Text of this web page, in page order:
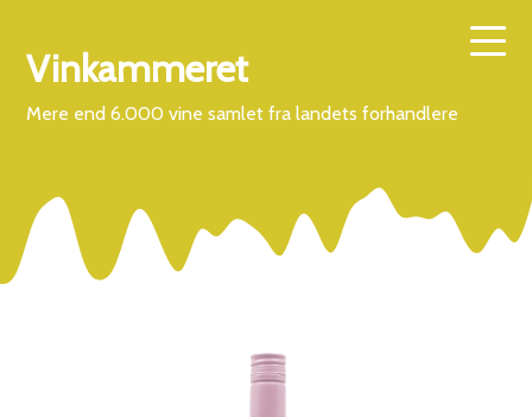
Vinkammeret
Mere end 6.000 vine samlet fra landets forhandlere